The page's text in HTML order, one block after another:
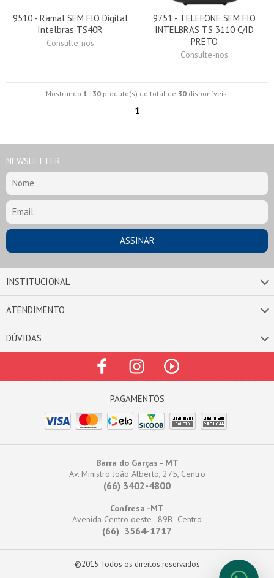
9510 - Ramal SEM FIO Digital
Intelbras TS40R
Consulte-nos
9751 - TELEFONE SEM FIO
INTELBRAS TS 3110 C/ID
PRETO
Consulte-nos
Mostrando 1 - 30produto(s) do total de 30disponíveis.
1
NEWSLETTER
INSTITUCIONAL
ATENDIMENTO
DÚVIDAS
Barra do Garças - MT
Av. Ministro João Alberto, 275, Centro
(66) 3402-4800
Confresa -MT
Avenida Centro oeste , 89B Centro
(66) 3564-1717
©2015 Todos os direitos reservados